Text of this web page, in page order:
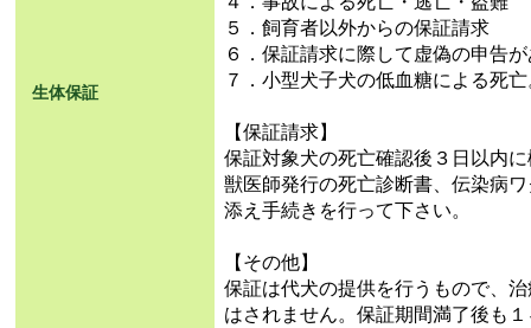
生体保証
５．飼育者以外からの保証請求
６．保証請求に際して虚偽の申告
７．小型犬子犬の低血糖による死亡
【保証請求】
保証対象犬の死亡確認後３日以内
獣医師発行の死亡診断書、伝染病
添え手続きを行って下さい。
【その他】
保証は代犬の提供を行うもので、
はされません。保証期間満了後も